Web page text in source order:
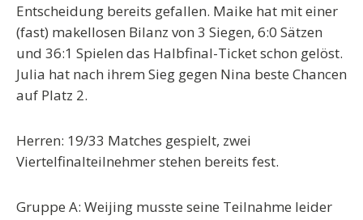
Entscheidung bereits gefallen. Maike hat mit einer
(fast) makellosen Bilanz von 3 Siegen, 6:0 Sätzen
und 36:1 Spielen das Halbfinal-Ticket schon gelöst.
Julia hat nach ihrem Sieg gegen Nina beste Chancen
auf Platz 2.
Herren: 19/33 Matches gespielt, zwei
Viertelfinalteilnehmer stehen bereits fest.
Gruppe A: Weijing musste seine Teilnahme leider